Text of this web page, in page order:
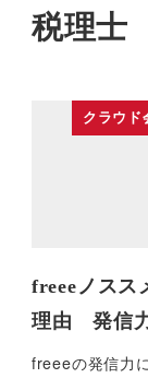
税理士
クラウド
freeeノスス
理由 発信
freeeの発信力